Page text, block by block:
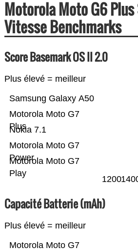
Motorola Moto G6
Vitesse Benchmarks
Score Basemark OS II 2.0
Plus élevé = meilleur
Motorola Moto G7
Play
Motorola Moto G7
Power
Nokia 7.1
Motorola Moto G7
Plus
Samsung Galaxy A50
1200
Capacité Batterie (mAh)
Plus élevé = meilleur
Motorola Moto G7